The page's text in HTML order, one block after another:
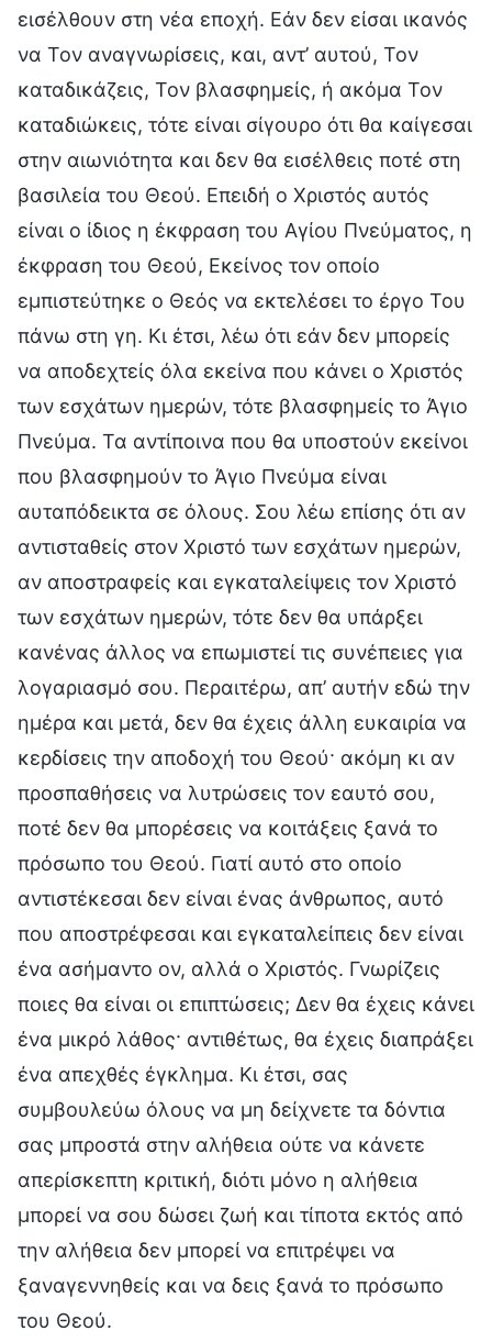
εισέλθουν στη νέα εποχή. Εάν δεν είσαι ικανός
να Τον αναγνωρίσεις, και, αντ’ αυτού, Τον
καταδικάζεις, Τον βλασφημείς, ή ακόμα Τον
καταδιώκεις, τότε είναι σίγουρο ότι θα καίγεσαι
στην αιωνιότητα και δεν θα εισέλθεις ποτέ στη
βασιλεία του Θεού. Επειδή ο Χριστός αυτός
είναι ο ίδιος η έκφραση του Αγίου Πνεύματος, η
έκφραση του Θεού, Εκείνος τον οποίο
εμπιστεύτηκε ο Θεός να εκτελέσει το έργο Του
πάνω στη γη. Κι έτσι, λέω ότι εάν δεν μπορείς
να αποδεχτείς όλα εκείνα που κάνει ο Χριστός
των εσχάτων ημερών, τότε βλασφημείς το Άγιο
Πνεύμα. Τα αντίποινα που θα υποστούν εκείνοι
που βλασφημούν το Άγιο Πνεύμα είναι
αυταπόδεικτα σε όλους. Σου λέω επίσης ότι αν
αντισταθείς στον Χριστό των εσχάτων ημερών,
αν αποστραφείς και εγκαταλείψεις τον Χριστό
των εσχάτων ημερών, τότε δεν θα υπάρξει
κανένας άλλος να επωμιστεί τις συνέπειες για
λογαριασμό σου. Περαιτέρω, απ’ αυτήν εδώ την
ημέρα και μετά, δεν θα έχεις άλλη ευκαιρία να
κερδίσεις την αποδοχή του Θεού· ακόμη κι αν
προσπαθήσεις να λυτρώσεις τον εαυτό σου,
ποτέ δεν θα μπορέσεις να κοιτάξεις ξανά το
πρόσωπο του Θεού. Γιατί αυτό στο οποίο
αντιστέκεσαι δεν είναι ένας άνθρωπος, αυτό
που αποστρέφεσαι και εγκαταλείπεις δεν είναι
ένα ασήμαντο ον, αλλά ο Χριστός. Γνωρίζεις
ποιες θα είναι οι επιπτώσεις; Δεν θα έχεις κάνει
ένα μικρό λάθος· αντιθέτως, θα έχεις διαπράξει
ένα απεχθές έγκλημα. Κι έτσι, σας
συμβουλεύω όλους να μη δείχνετε τα δόντια
σας μπροστά στην αλήθεια ούτε να κάνετε
απερίσκεπτη κριτική, διότι μόνο η αλήθεια
μπορεί να σου δώσει ζωή και τίποτα εκτός από
την αλήθεια δεν μπορεί να επιτρέψει να
ξαναγεννηθείς και να δεις ξανά το πρόσωπο
του Θεού.